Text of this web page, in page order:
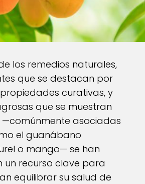
los remedios naturales,
que se destacan por
curativas, y
que se muestran
asociadas
el guanábano
o mango— se han
un recurso clave para
equilibrar su salud de